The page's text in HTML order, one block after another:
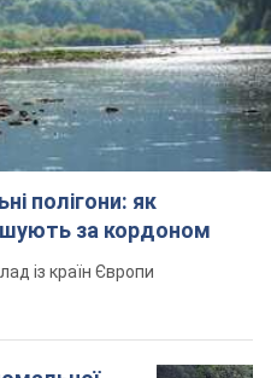
полігони: як
за кордоном
із країн Європи